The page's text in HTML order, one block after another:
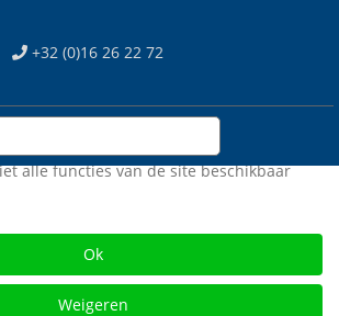
+32 (0)16 26 22 72
om de site en gebruikerservaring te
cookies). U kan zelf kiezen of u deze
of niet. Let op dat als u onze cookies
alle functies van de site beschikbaar
Ok
Weigeren